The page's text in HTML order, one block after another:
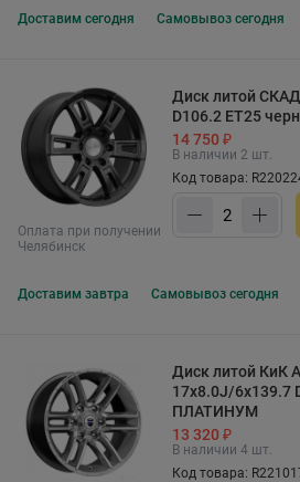
Доставим сегодня Самовывоз сегодня
Оплата при получении
Челябинск
Диск литой
D106.2 ET25
14 750 ₽
В наличии 2 шт.
Код товара:
Доставим завтра Самовывоз сегодня
Диск литой КиК
17x8.0J/6x139.7
ПЛАТИНУМ
13 320 ₽
В наличии 4 шт.
Код товара: